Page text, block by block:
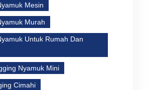
Mesin
Murah
Untuk Rumah Dan
Nyamuk Mini
Cimahi